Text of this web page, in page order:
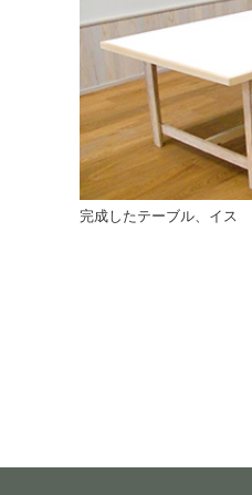
完成したテーブル、イス